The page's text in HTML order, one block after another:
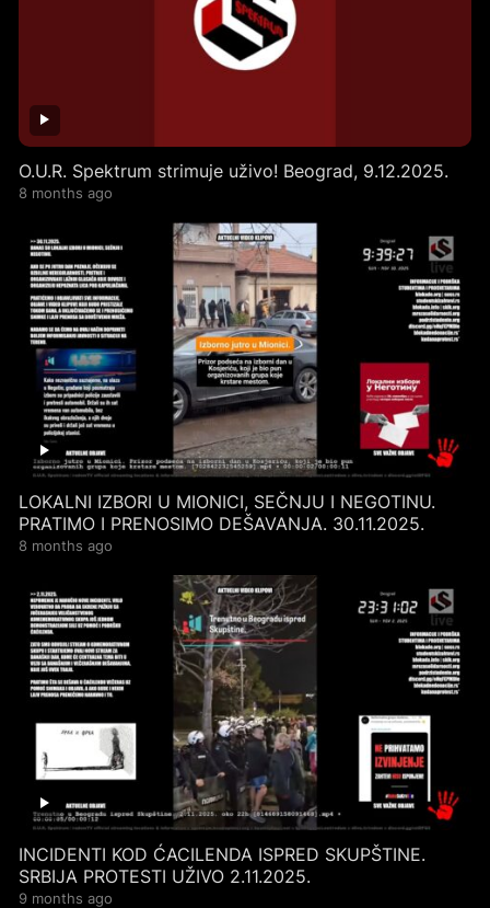
O.U.R. Spektrum strimuje uživo! Beograd, 9.12.2025.
8 months ago
LOKALNI IZBORI U MIONICI, SEČNJU I NEGOTINU.
PRATIMO I PRENOSIMO DEŠAVANJA. 30.11.2025.
8 months ago
INCIDENTI KOD ĆACILENDA ISPRED SKUPŠTINE.
SRBIJA PROTESTI UŽIVO 2.11.2025.
9 months ago